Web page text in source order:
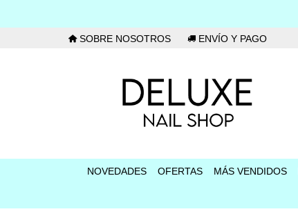
SOBRE NOSOTROS ENVÍO Y PAGO
NOVEDADES OFERTAS MÁS VENDIDOS